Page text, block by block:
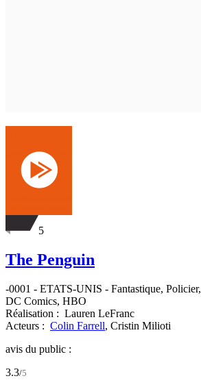
5
The Penguin
-0001 - ETATS-UNIS - Fantastique,
DC Comics, HBO
Réalisation : Lauren LeFranc
Acteurs : Colin Farrell, Cristin Milioti
avis du public :
3.3/5